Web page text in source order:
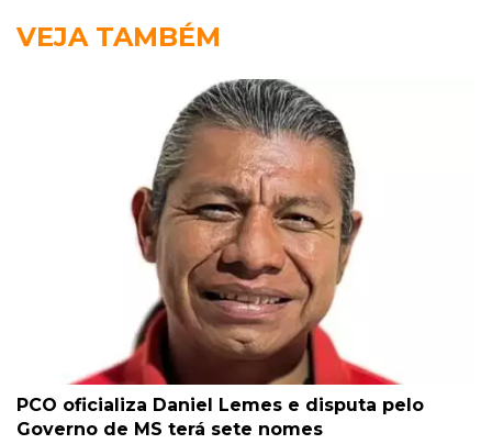
VEJA TAMBÉM
PCO oficializa Daniel Lemes e disputa pelo
Governo de MS terá sete nomes